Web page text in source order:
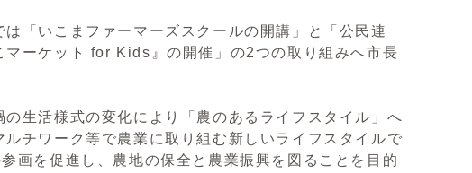
「いこまファーマーズスクールの開講」と「公民連
ーケット for Kids』の開催」の2つの取り組みへ市長
生活様式の変化により「農のあるライフスタイル」へ
チワーク等で農業に取り組む新しいライフスタイルで
画を促進し、農地の保全と農業振興を図ることを目的